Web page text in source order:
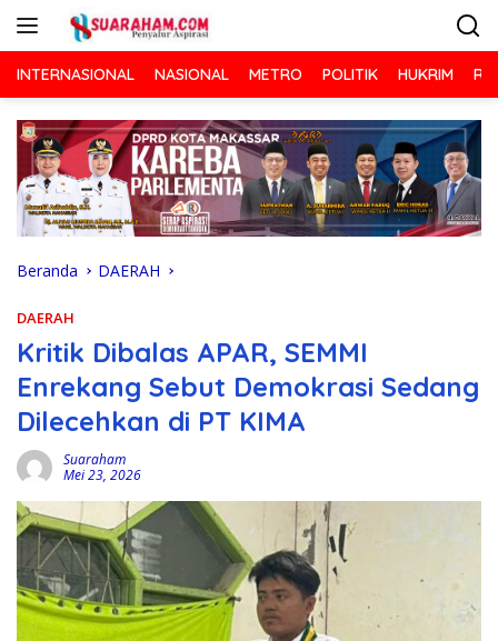
INTERNASIONAL NASIONAL METRO POLITIK HUKRIM
Beranda DAERAH
DAERAH
Kritik Dibalas APAR, SEMMI
Enrekang Sebut Demokrasi Sedang
Dilecehkan di PT KIMA
Suaraham
Mei 23, 2026